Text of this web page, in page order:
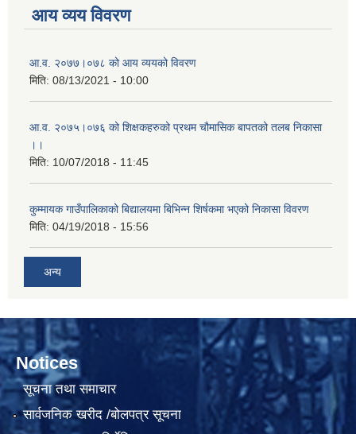
आय व्यय विवरण
आ.व. २०७७।०७८ को आय व्ययको विवरण
मिति: 08/13/2021 - 10:00
आ.व. २०७५।०७६ को शिक्षकहरुको प्रथम चौमासिक बापतको तलब निकासा
।।
मिति: 10/07/2018 - 11:45
कुम्मायक गाउँपालिकाको बिद्यालयमा बिभिन्न शिर्षकमा भएको निकासा विवरण
मिति: 04/19/2018 - 15:56
अन्य
Notices
सूचना तथा समाचार
सार्वजनिक खरीद /बोलपत्र सूचना